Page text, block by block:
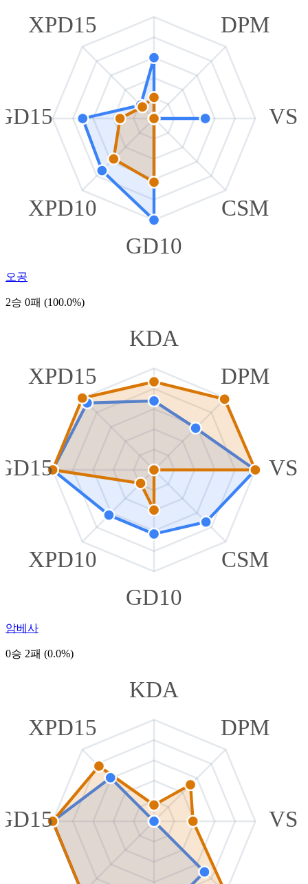
DPM
VS
CSM
GD10
XPD10
XPD15
오공
2승 0패 (100.0%)
KDA
DPM
VS
CSM
GD10
XPD10
XPD15
암베사
0승 2패 (0.0%)
KDA
DPM
VS
XPD15